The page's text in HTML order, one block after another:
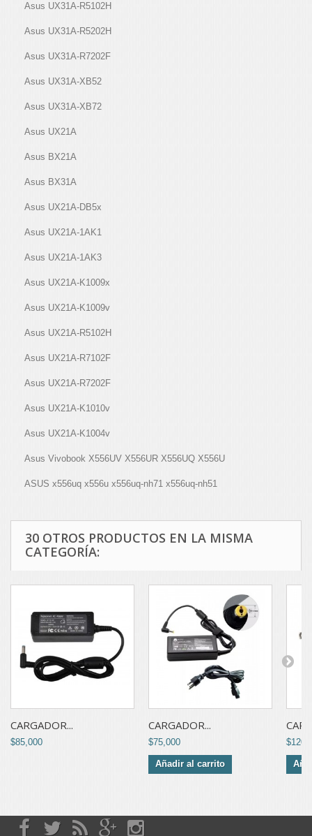
Asus UX31A-R5102H
Asus UX31A-R5202H
Asus UX31A-R7202F
Asus UX31A-XB52
Asus UX31A-XB72
Asus UX21A
Asus BX21A
Asus BX31A
Asus UX21A-DB5x
Asus UX21A-1AK1
Asus UX21A-1AK3
Asus UX21A-K1009x
Asus UX21A-K1009v
Asus UX21A-R5102H
Asus UX21A-R7102F
Asus UX21A-R7202F
Asus UX21A-K1010v
Asus UX21A-K1004v
Asus Vivobook X556UV X556UR X556UQ X556U
ASUS x556uq x556u x556uq-nh71 x556uq-nh51
30 OTROS PRODUCTOS EN LA MISMA
CATEGORÍA:
CARGADOR...
$85,000
CARGADOR...
$75,000
Añadir al carrito